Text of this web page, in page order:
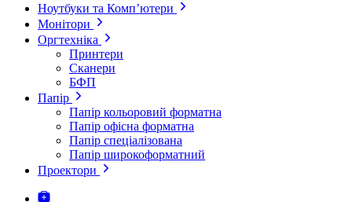
Ноутбуки та Комп’ютери
Монітори
Оргтехніка
Принтери
Сканери
БФП
Папір
Папір кольоровий форматна
Папір офісна форматна
Папір спеціалізована
Папір широкоформатний
Проектори